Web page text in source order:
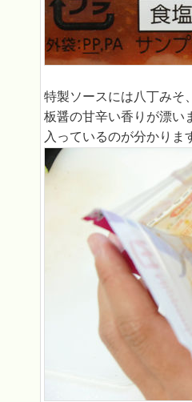
特製ソースには八丁みそ
板醤の甘辛い香りが漂い
入っているのが分かりま